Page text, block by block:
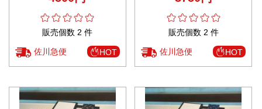
販売個数 2 件
佐川急便 HOT
販売個数 2 件
佐川急便 HOT